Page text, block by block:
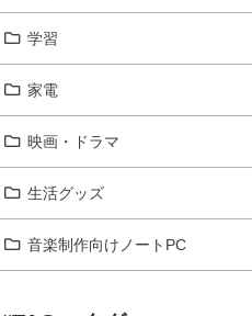
学習
家電
映画・ドラマ
生活グッズ
音楽制作向けノートPC